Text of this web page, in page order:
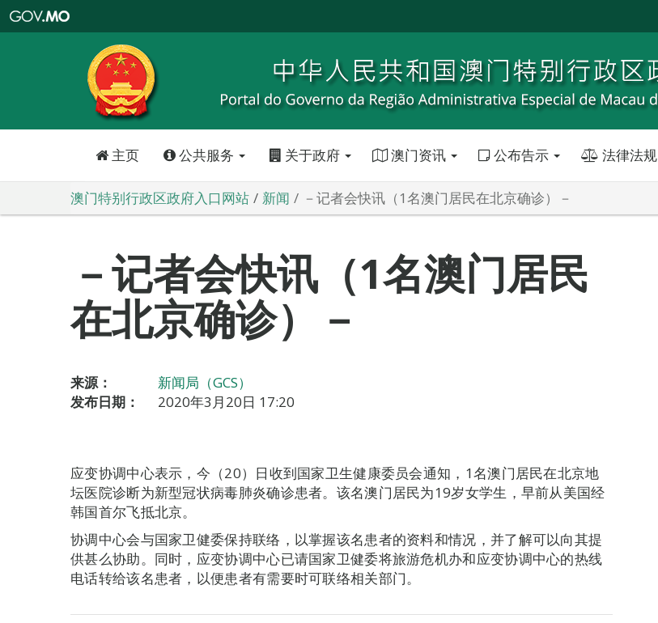
特
政
区
政
口
主页 公共服务 关于政府 澳门资讯 公布告示 法律法规
澳门特别行政区政府入口网站 新闻 －记者会快讯（1名澳门居民在北京确诊）－
－记者会快讯（1名澳门居民
在北京确诊）－
来源：
新闻局（GCS）
发布日期：
2020年3月20日 17:20
应变协调中心表示，今（20）日收到国家卫生健康委员会通知，1名澳门居民在北京地
坛医院诊断为新型冠状病毒肺炎确诊患者。该名澳门居民为19岁女学生，早前从美国经
韩国首尔飞抵北京。
协调中心会与国家卫健委保持联络，以掌握该名患者的资料和情况，并了解可以向其提
供甚么协助。同时，应变协调中心已请国家卫健委将旅游危机办和应变协调中心的热线
电话转给该名患者，以便患者有需要时可联络相关部门。